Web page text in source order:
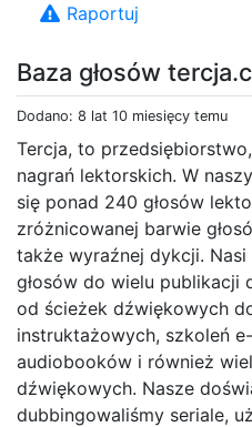
Baza głosów
Dodano: 8 lat 10 miesięcy temu
Tercja, to
nagrań lektorskich. W
się ponad 240 głosów
zróżnicowanej barwie
także wyraźnej dykcji.
głosów do wielu publikacji
od ścieżek dźwiękowych
instruktażowych, szkoleń
audiobooków i również
dźwiękowych. Nasze
dubbingowaliśmy seriale,
Raportuj